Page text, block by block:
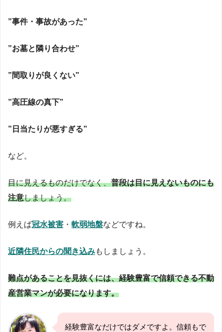
”事件・事故があった”
”お墓と隣り合わせ”
”間取りが良くない”
”高圧線の真下”
”日当たりが悪すぎる”
など。
目に見えるものだけでなく、普段は目に見えないものにも
注意しましょう。
例えば冠水被害 ・ 軟弱地盤などですね。
近隣住民からの聞き込みもしましょう。
難点があることを見抜くには、経験豊富で信頼できる不動
産営業マンが必要になります。
経験豊富なだけではダメですよ。信頼もで